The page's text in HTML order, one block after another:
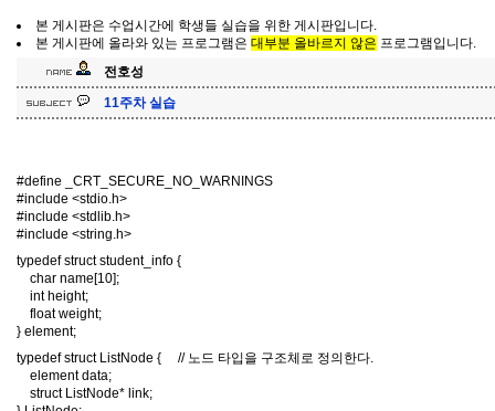
본 게시판은 수업시간에 학생들 실습을 위한 게시판입니다.
본 게시판에 올라와 있는 프로그램은 대부분 올바르지 않은 프로그램입니다.
전호성
11주차 실습
#define _CRT_SECURE_NO_WARNINGS
#include <stdio.h>
#include <stdlib.h>
#include <string.h>
typedef struct student_info {
char name[10];
int height;
float weight;
} element;
typedef struct ListNode { // 노드 타입을 구조체로 정의한다.
element data;
struct ListNode* link;